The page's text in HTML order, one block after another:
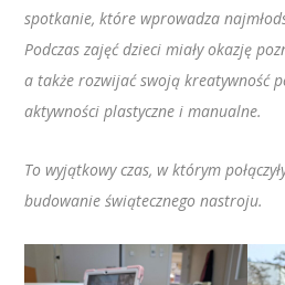
spotkanie, które wprowadza
Podczas zajęć dzieci miały okazję
a także rozwijać swoją kreatywność
aktywności plastyczne i manualne.
To wyjątkowy czas, w którym
budowanie świątecznego nastroju.